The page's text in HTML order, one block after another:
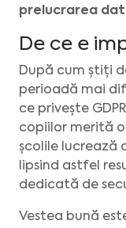
prelucrarea
De ce e
După cum știți
perioadă mai
ce privește
copiilor merită
școlile lucrează
lipsind astfel
dedicată de
Vestea bună